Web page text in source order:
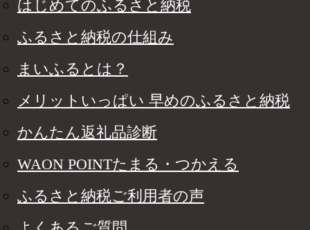
はじめてのふるさと納税
ふるさと納税の仕組み
まいふるとは？
メリットいっぱい 早めのふるさと納税
かんたん返礼品診断
WAON POINTたまる・つかえる
ふるさと納税ご利用者の声